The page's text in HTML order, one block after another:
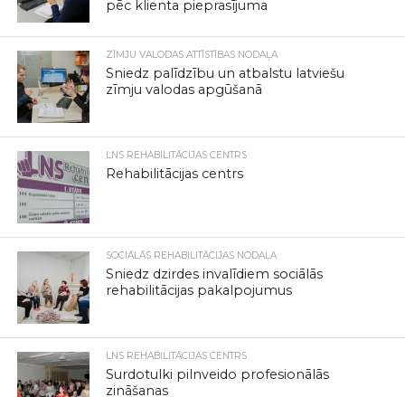
pēc klienta pieprasījuma
ZĪMJU VALODAS ATTĪSTĪBAS NODAĻA
Sniedz palīdzību un atbalstu latviešu
zīmju valodas apgūšanā
LNS REHABILITĀCIJAS CENTRS
Rehabilitācijas centrs
SOCIĀLĀS REHABILITĀCIJAS NODAĻA
Sniedz dzirdes invalīdiem sociālās
rehabilitācijas pakalpojumus
LNS REHABILITĀCIJAS CENTRS
Surdotulki pilnveido profesionālās
zināšanas